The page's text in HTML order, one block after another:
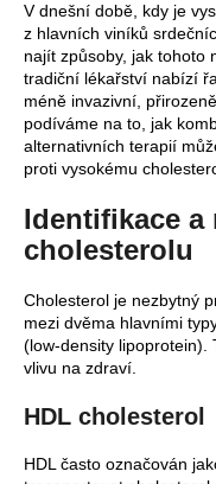
V dnešní době, kdy je
z hlavních viníků
najít způsoby, jak tohoto
tradiční lékařství nabízí
méně invazivní,
podíváme na to, jak
alternativních terapií
proti vysokému
Identifikace a
cholesterolu
Cholesterol je nezbytný
mezi dvěma hlavními
(low-density lipoprotein).
vlivu na zdraví.
HDL cholesterol
HDL často označován
n
a
j
í
t
?
D
o
p